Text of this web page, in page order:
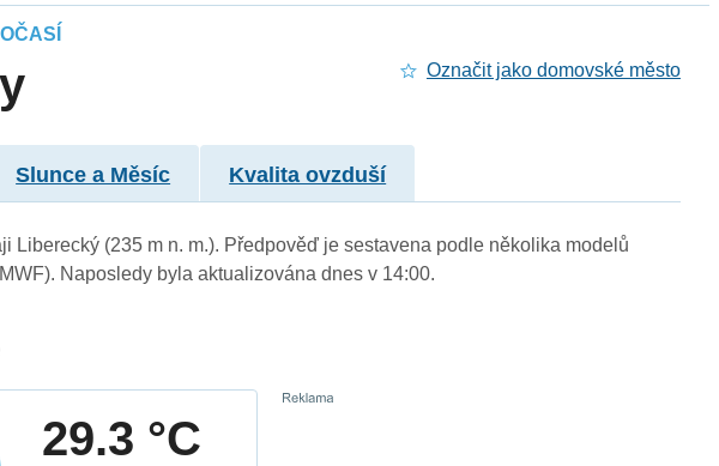
Označit jako domovské město
Slunce a Měsíc Kvalita ovzduší
Liberecký (235 m n. m.). Předpověď je sestavena podle několika modelů
Naposledy byla aktualizována dnes v 14:00.
29.3 °C